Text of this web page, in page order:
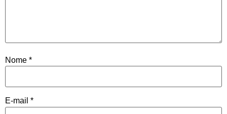
Nome *
E-mail *